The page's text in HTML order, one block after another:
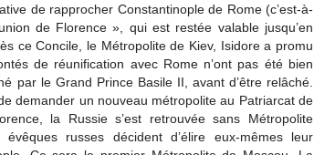
de rapprocher Constantinople de Rome (c’est-à-
de Florence », qui est restée valable jusqu’en
ce Concile, le Métropolite de Kiev, Isidore a promu
de réunification avec Rome n’ont pas été bien
par le Grand Prince Basile II, avant d’être relâché.
demander un nouveau métropolite au Patriarcat de
la Russie s’est retrouvée sans Métropolite
russes décident d’élire eux-mêmes leur